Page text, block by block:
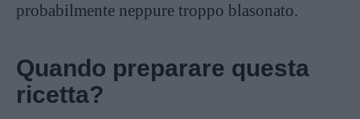
probabilmente neppure troppo blasonato.
Quando preparare questa
ricetta?